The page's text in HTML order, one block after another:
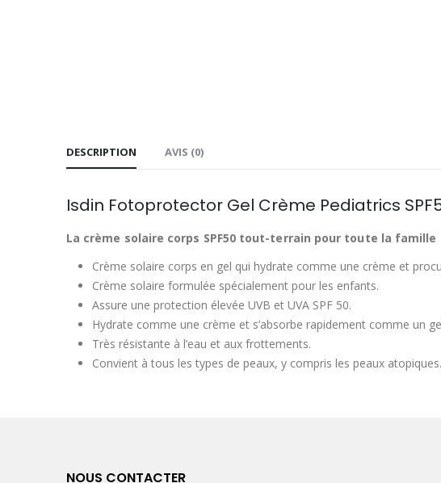
DESCRIPTION AVIS (0)
Isdin Fotoprotector Gel Crème Pediatrics
La crème solaire corps SPF50 tout-terrain pour toute la famille
Crème solaire corps en gel qui hydrate comme une crème et
Crème solaire formulée spécialement pour les enfants.
Assure une protection élevée UVB et UVA SPF 50.
Hydrate comme une crème et s’absorbe rapidement comme un
Très résistante à l’eau et aux frottements.
Convient à tous les types de peaux, y compris les peaux atopiques.
NOUS CONTACTER